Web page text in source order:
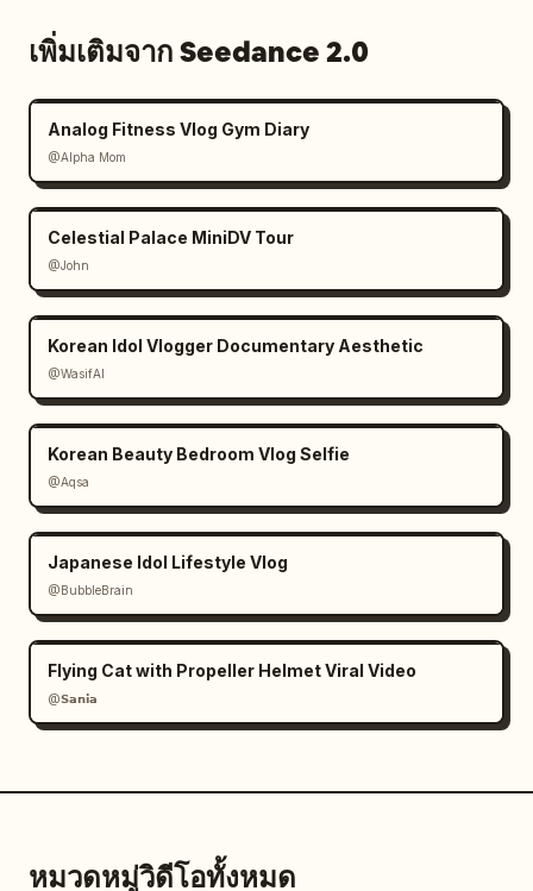
เพิ่มเติมจาก Seedance 2.0
Analog Fitness Vlog Gym Diary
@Alpha Mom
Celestial Palace MiniDV Tour
@John
Korean Idol Vlogger Documentary Aesthetic
@WasifAI
Korean Beauty Bedroom Vlog Selfie
@Aqsa
Japanese Idol Lifestyle Vlog
@BubbleBrain
Flying Cat with Propeller Helmet Viral Video
@𝗦𝗮𝗻𝗶𝗮
หมวดหมู่วิดีโอทั้งหมด